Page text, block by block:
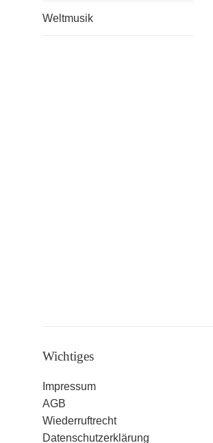
Weltmusik
Wichtiges
Impressum
AGB
Wiederruftrecht
Datenschutzerklärung